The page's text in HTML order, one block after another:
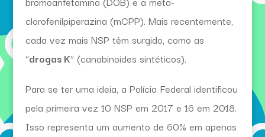
clorofenilpiperazina (mCPP). Mais recentemente,
cada vez mais NSP têm surgido, como as
“drogas K” (canabinoides sintéticos).
Para se ter uma ideia, a Polícia Federal identificou
pela primeira vez 10 NSP em 2017 e 16 em 2018.
Isso representa um aumento de 60% em apenas